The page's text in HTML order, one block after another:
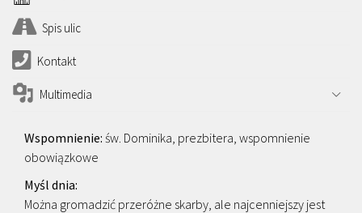
Spis ulic
Kontakt
Multimedia
św. Dominika, prezbitera, wspomnienie
obowiązkowe
Można gromadzić przeróżne skarby, ale najcenniejszy jest